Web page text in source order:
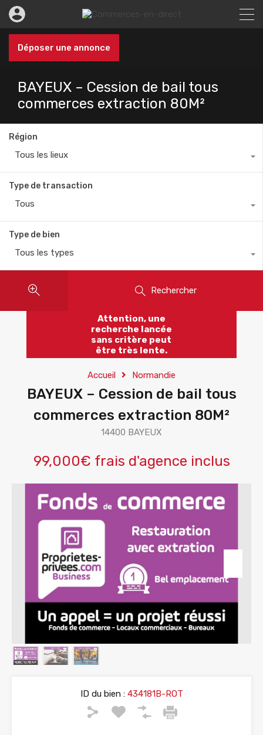
Déposer une annonce
BAYEUX – Cession de bail tous
commerces extraction 80M²
Région
Tous les lieux
Type de transaction
Tous
Type de bien
Tous les types
Rechercher
Attention, une
recherche lancée
sans critère peut
être très lente.
Accueil Normandie
BAYEUX – Cession de bail tous
commerces extraction 80M²
14400 BAYEUX
99,000€ frais d'agence inclus
ID du bien :434181B-ROT